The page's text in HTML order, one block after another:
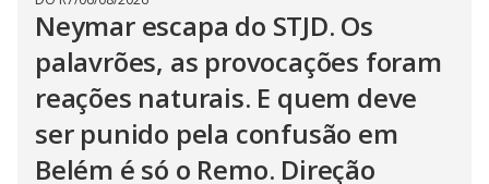
Neymar escapa do STJD. Os
palavrões, as provocações foram
reações naturais. E quem deve
ser punido pela confusão em
Belém é só o Remo. Direção